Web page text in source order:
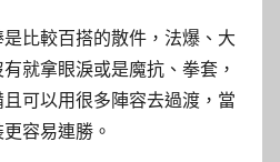
比較百搭的散件，法爆、大
就拿眼淚或是魔抗、拳套，
可以用很多陣容去過渡，當
容易連勝。